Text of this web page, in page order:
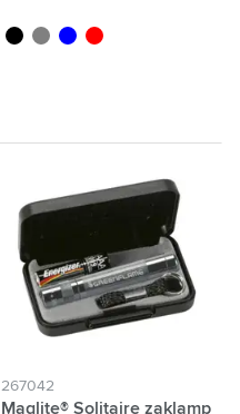
noir gris bleu rouge
267042
Maglite® Solitaire zaklamp